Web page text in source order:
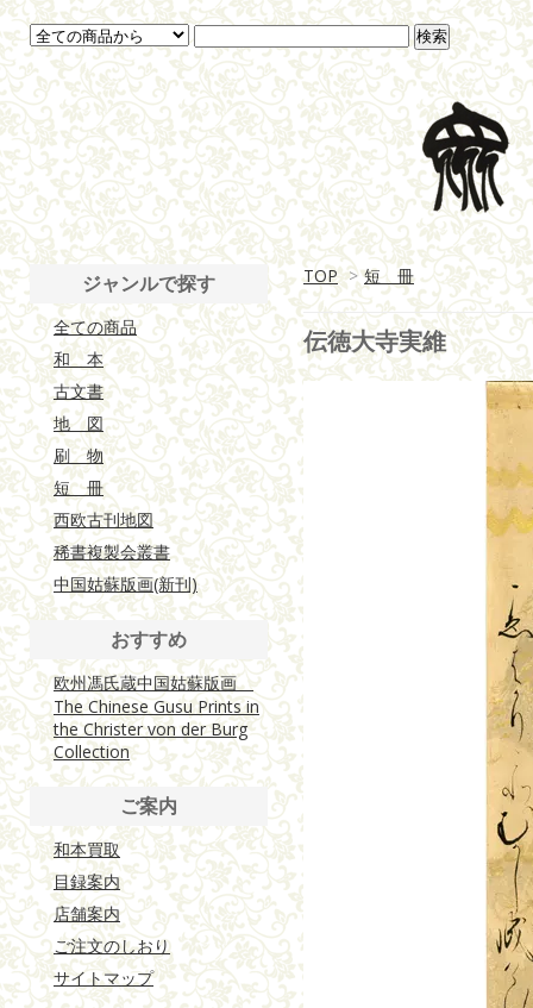
TOP > 短 冊
伝徳大寺実維
ジャンルで探す
全ての商品
和 本
古文書
地 図
刷 物
短 冊
西欧古刊地図
稀書複製会叢書
中国姑蘇版画(新刊)
おすすめ
欧州馮氏蔵中国姑蘇版画
The Chinese Gusu Prints in
the Christer von der Burg
Collection
ご案内
和本買取
目録案内
店舗案内
ご注文のしおり
サイトマップ